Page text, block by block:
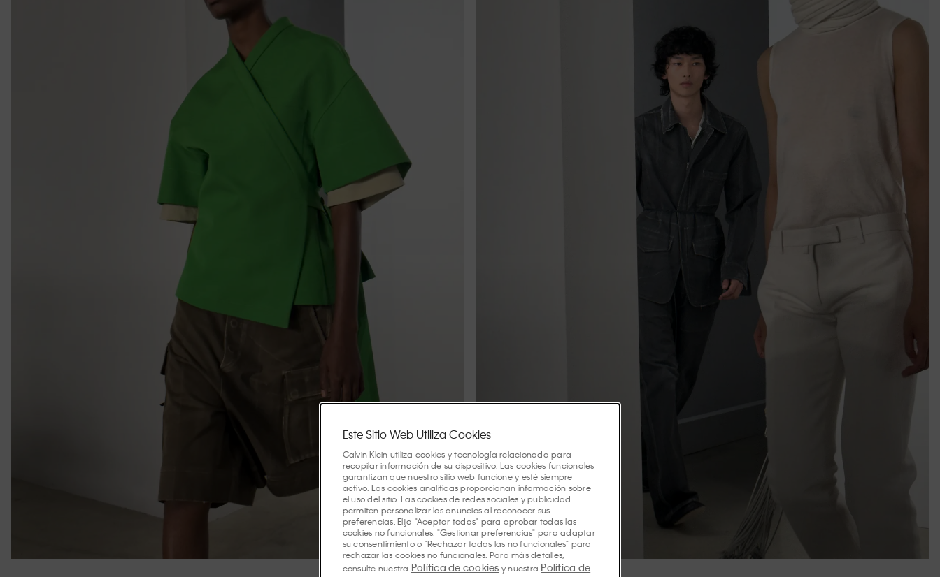
Este Sitio Web Utiliza Cookies
Calvin Klein utiliza cookies y tecnología relacionada para
recopilar información de su dispositivo. Las cookies funcionales
garantizan que nuestro sitio web funcione y esté siempre
activo. Las cookies analíticas proporcionan información sobre
el uso del sitio. Las cookies de redes sociales y publicidad
permiten personalizar los anuncios al reconocer sus
preferencias. Elija "Aceptar todas" para aprobar todas las
cookies no funcionales, "Gestionar preferencias" para adaptar
su consentimiento o "Rechazar todas las no funcionales" para
rechazar las cookies no funcionales. Para más detalles,
consulte nuestra Política de cookies y nuestra Política de